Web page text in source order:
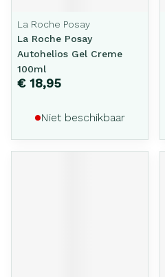
La Roche Posay
La Roche Posay
Autohelios Gel Creme
100ml
€ 18,95
Niet beschikbaar